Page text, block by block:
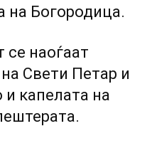
на Богородица.
се наоѓаат
Свети Петар и
и капелата на